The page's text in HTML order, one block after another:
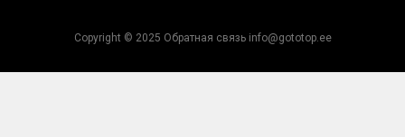
Copyright © 2025 Обратная связь info@gototop.ee